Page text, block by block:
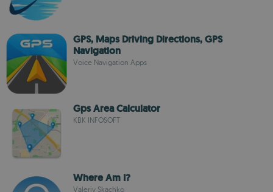
GPS, Maps Driving Directions, GPS
Navigation
Voice Navigation Apps
Gps Area Calculator
KBK INFOSOFT
Where Am I?
Valeriy Skachko